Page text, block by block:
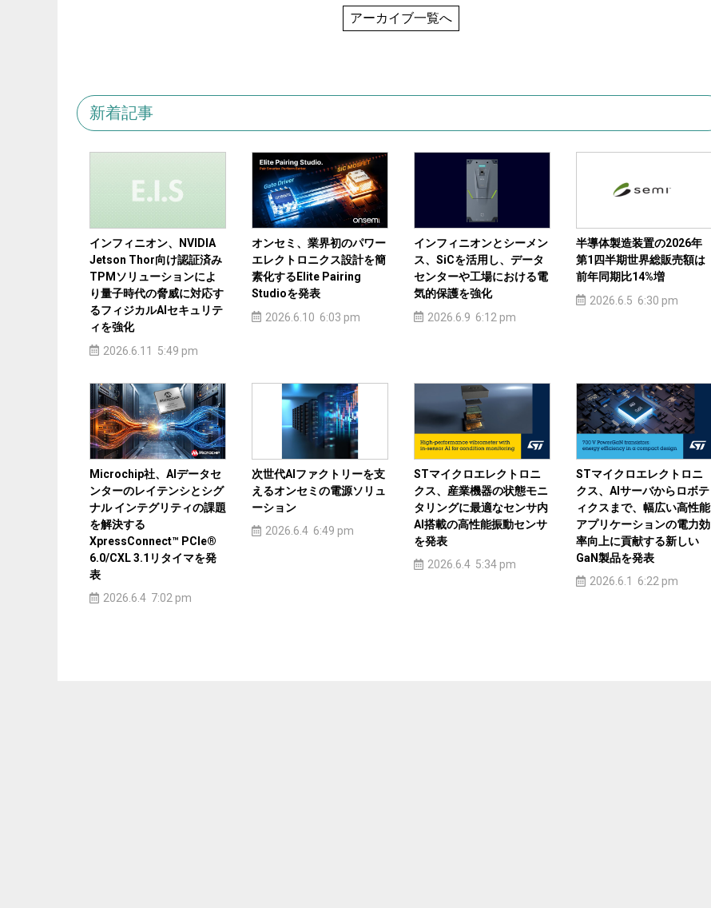
アーカイブ一覧へ
新着記事
インフィニオン、NVIDIA
Jetson Thor向け認証済み
TPMソリューションによ
り量子時代の脅威に対応す
るフィジカルAIセキュリテ
ィを強化
2026.6.11 5:49 pm
オンセミ、業界初のパワー
エレクトロニクス設計を簡
素化するElite Pairing
Studioを発表
2026.6.10 6:03 pm
インフィニオンとシーメン
ス、SiCを活用し、データ
センターや工場における電
気的保護を強化
2026.6.9 6:12 pm
半導体製造装置の2026年
第1四半期世界総販売額は
前年同期比14%増
2026.6.5 6:30 pm
Microchip社、AIデータセ
ンターのレイテンシとシグ
ナル インテグリティの課題
を解決する
XpressConnect™ PCIe®
6.0/CXL 3.1リタイマを発
表
2026.6.4 7:02 pm
次世代AIファクトリーを支
えるオンセミの電源ソリュ
ーション
2026.6.4 6:49 pm
STマイクロエレクトロニ
クス、産業機器の状態モニ
タリングに最適なセンサ内
AI搭載の高性能振動センサ
を発表
2026.6.4 5:34 pm
STマイクロエレクトロニ
クス、AIサーバからロボテ
ィクスまで、幅広い高性能
アプリケーションの電力効
率向上に貢献する新しい
GaN製品を発表
2026.6.1 6:22 pm